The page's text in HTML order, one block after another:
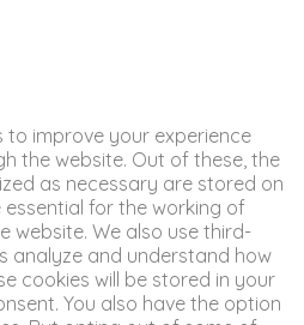
to improve your experience
the website. Out of these, the
as necessary are stored on
for the working of
website. We also use third-
analyze and understand how
cookies will be stored in your
You also have the option